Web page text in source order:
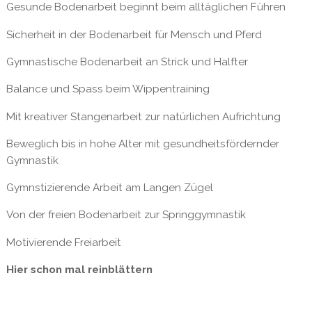
Gesunde Bodenarbeit beginnt beim alltäglichen Führen
Sicherheit in der Bodenarbeit für Mensch und Pferd
Gymnastische Bodenarbeit an Strick und Halfter
Balance und Spass beim Wippentraining
Mit kreativer Stangenarbeit zur natürlichen Aufrichtung
Beweglich bis in hohe Alter mit gesundheitsfördernder
Gymnastik
Gymnstizierende Arbeit am Langen Zügel
Von der freien Bodenarbeit zur Springgymnastik
Motivierende Freiarbeit
Hier schon mal reinblättern